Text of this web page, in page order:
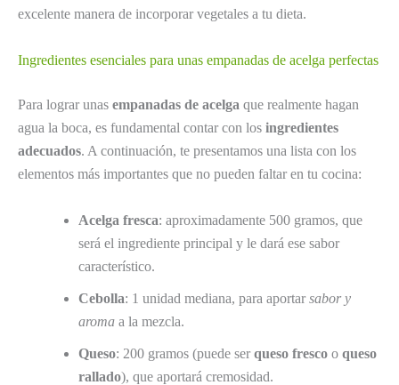
excelente manera de incorporar vegetales a tu dieta.
Ingredientes esenciales para unas empanadas de acelga perfectas
Para lograr unas empanadas de acelga que realmente hagan
agua la boca, es fundamental contar con los ingredientes
adecuados. A continuación, te presentamos una lista con los
elementos más importantes que no pueden faltar en tu cocina:
Acelga fresca: aproximadamente 500 gramos, que
será el ingrediente principal y le dará ese sabor
característico.
Cebolla: 1 unidad mediana, para aportar sabor y
aroma a la mezcla.
Queso: 200 gramos (puede ser queso fresco o queso
rallado), que aportará cremosidad.